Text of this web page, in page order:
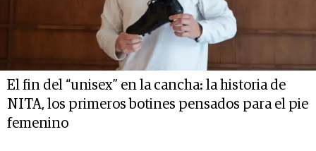
El fin del “unisex” en la cancha: la historia de
NITA, los primeros botines pensados para el pie
femenino